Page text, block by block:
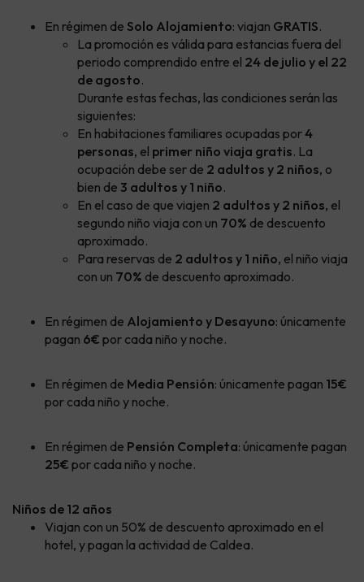
En régimen de Solo Alojamiento: viajan GRATIS.
La promoción es válida para estancias fuera del
periodo comprendido entre el 24 de julio y el 22
de agosto.
Durante estas fechas, las condiciones serán las
siguientes:
En habitaciones familiares ocupadas por4
personas, el primer niño viaja gratis. La
ocupación debe ser de 2 adultos y 2 niños, o
bien de 3 adultos y 1 niño.
En el caso de que viajen 2 adultos y 2 niños, el
segundo niño viaja con un 70% de descuento
aproximado.
Para reservas de 2 adultos y 1 niño, el niño viaja
con un 70% de descuento aproximado.
En régimen de Alojamiento y Desayuno: únicamente
pagan 6€ por cada niño y noche.
En régimen de Media Pensión: únicamente pagan 15€
por cada niño y noche.
En régimen de Pensión Completa: únicamente pagan
25€ por cada niño y noche.
Niños de 12 años
Viajan con un 50% de descuento aproximado en el
hotel, y pagan la actividad de Caldea.